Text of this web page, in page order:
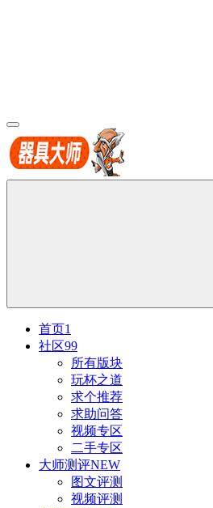
首页1
社区99
所有版块
玩杯之道
求个推荐
求助问答
视频专区
二手专区
大师测评NEW
图文评测
视频评测